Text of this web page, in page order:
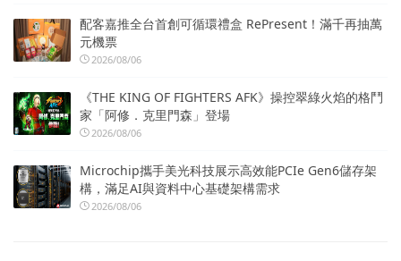
配客嘉推全台首創可循環禮盒 RePresent！滿千再抽萬
元機票
2026/08/06
《THE KING OF FIGHTERS AFK》操控翠綠火焰的格鬥
家「阿修．克里門森」登場
2026/08/06
Microchip攜手美光科技展示高效能PCIe Gen6儲存架
構，滿足AI與資料中心基礎架構需求
2026/08/06